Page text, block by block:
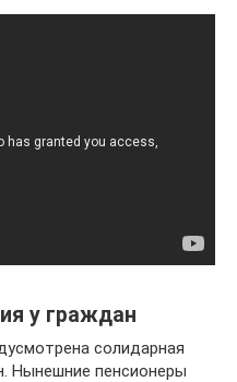
у граждан
солидарная
Нынешние пенсионеры